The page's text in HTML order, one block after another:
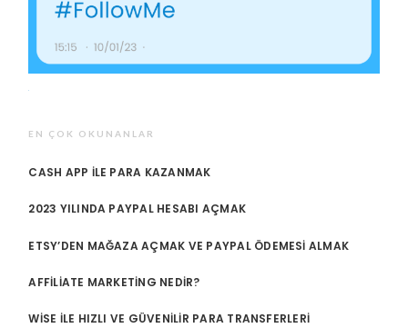
EN ÇOK OKUNANLAR
CASH APP ILE PARA KAZANMAK
2023 YILINDA PAYPAL HESABI AÇMAK
ETSY’DEN MAĞAZA AÇMAK VE PAYPAL ÖDEMESI ALMAK
AFFILIATE MARKETING NEDIR?
WISE ILE HIZLI VE GÜVENILIR PARA TRANSFERLERI